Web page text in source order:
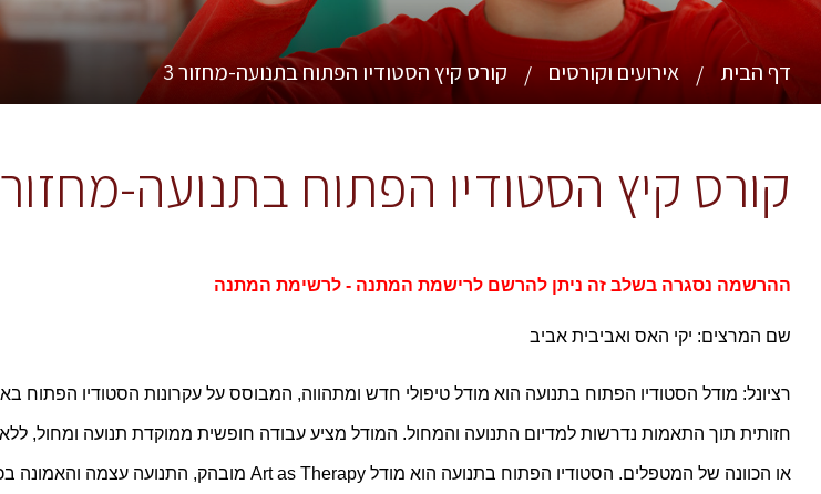
דף הבית / אירועים וקורסים / קורס קיץ הסטודיו הפתוח בתנועה-מחזור 3
קורס קיץ הסטודיו הפתוח בתנועה-מחזור 3
ההרשמה נסגרה בשלב זה ניתן להרשם לרישמת המתנה - לרשימת המתנה
שם המרצים: יקי האס ואביבית אביב